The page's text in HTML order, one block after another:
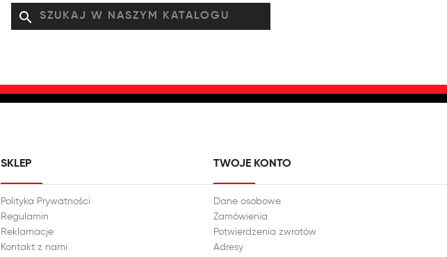
search
SKLEP
Polityka Prywatności
Regulamin
Reklamacje
Kontakt z nami
TWOJE KONTO
Dane osobowe
Zamówienia
Potwierdzenia zwrotów
Adresy